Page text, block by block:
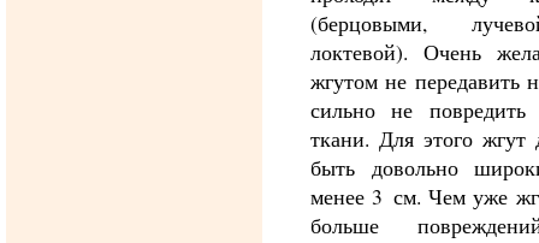
(берцовыми,
локтевой). Очень
жгутом не передавить
сильно не повредить
ткани. Для этого жгут
быть довольно
менее 3 см. Чем уже
больше